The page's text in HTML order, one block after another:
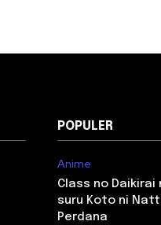
POPULER
Anime
Class no
suru Koto ni
Perdana